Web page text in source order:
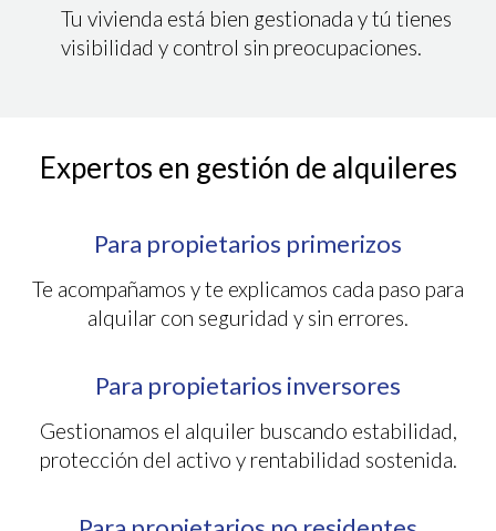
Tu vivienda está bien gestionada y tú tienes
visibilidad y control sin preocupaciones.
Expertos en gestión de alquileres
Para propietarios primerizos
Te acompañamos y te explicamos cada paso para
alquilar con seguridad y sin errores.
Para propietarios inversores
Gestionamos el alquiler buscando estabilidad,
protección del activo y rentabilidad sostenida.